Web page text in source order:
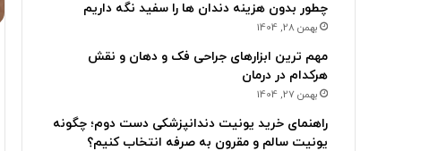
چطور بدون هزینه دندان ها را سفید نگه داریم
بهمن 28, 1404
مهم ترین ابزارهای جراحی فک و دهان و نقش
هرکدام در درمان
بهمن 27, 1404
راهنمای خرید یونیت دندانپزشکی دست دوم؛ چگونه
یونیت سالم و مقرون به صرفه انتخاب کنیم؟